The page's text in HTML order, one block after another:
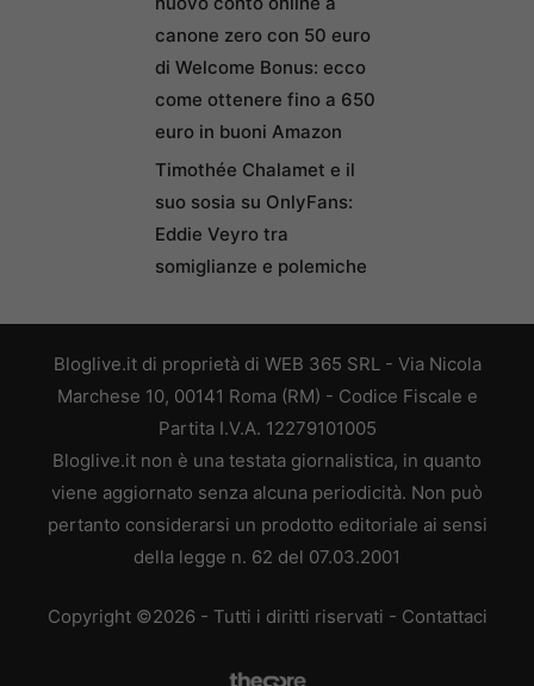
canone zero con 50 euro
di Welcome Bonus: ecco
come ottenere fino a 650
euro in buoni Amazon
Timothée Chalamet e il
suo sosia su OnlyFans:
Eddie Veyro tra
somiglianze e polemiche
Bloglive.it di proprietà di WEB 365 SRL - Via Nicola
Marchese 10, 00141 Roma (RM) - Codice Fiscale e
Partita I.V.A. 12279101005
Bloglive.it non è una testata giornalistica, in quanto
viene aggiornato senza alcuna periodicità. Non può
pertanto considerarsi un prodotto editoriale ai sensi
della legge n. 62 del 07.03.2001
Copyright ©2026 - Tutti i diritti riservati - Contattaci